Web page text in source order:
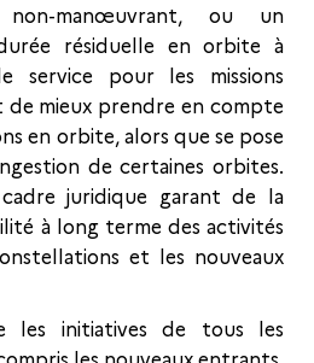
manœuvrant, ou un
résiduelle en orbite à
service pour les missions
mieux prendre en compte
en orbite, alors que se pose
de certaines orbites.
juridique garant de la
à long terme des activités
et les nouveaux
les initiatives de tous les